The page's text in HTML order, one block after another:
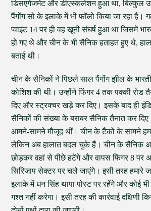
डिसएंगेजमेंट और डीएस्कलेशन हुआ था, बिल्कुल
पैंगोंग सो के इलाके में भी फॉलो किया जा रहा है।
प्वाइंट 14 पर ही वह खूनी संघर्ष हुआ था जिसमें
हो गए थे और चीन के भी सैनिक हताहत हुए थे,
बताई थी।
चीन के सैनिकों ने पिछले साल पैंगोंग झील के
कोशिश की थी। उन्होंने फिंगर 4 तक पक्की रोड
दिए और स्ट्रक्चर खड़े कर दिए। इसके बाद ही
सैनिकों की संख्या के बराबर सैनिक तैनात कर
आमने-सामने मौजूद थीं। चीन के टैंकों के सामने
लेकिन अब हालात बदल चुके हैं। चीन के सैनिक
छोड़कर वहां से पीछे हटेंगे और वापस फिंगर 8 पर
सिरिजाप सेक्टर पर चले जाएंगे। इसी तरह हमारे
इलाके में धन सिंह थापा पोस्ट पर रहेंगे और कोई
गश्त नहीं करेगा। इसी तरह की कार्रवाई दक्षिणी